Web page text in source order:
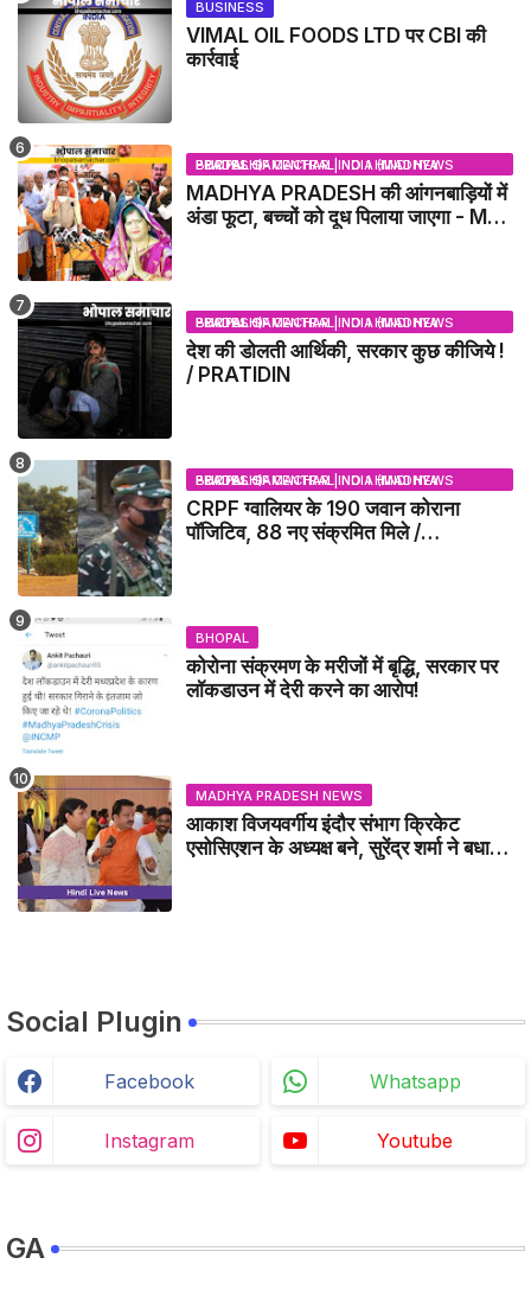
BUSINESS
VIMAL OIL FOODS LTD पर CBI की
कार्रवाई
BHOPAL SAMACHAR | NO 1 HINDI NEWS PORTAL OF CENTRAL INDIA (MADHYA PRADESH)
MADHYA PRADESH की आंगनबाड़ियों में
अंडा फूटा, बच्चों को दूध पिलाया जाएगा - MP
BHOPAL SAMACHAR | NO 1 HINDI NEWS PORTAL OF CENTRAL INDIA (MADHYA PRADESH)
देश की डोलती आर्थिकी, सरकार कुछ कीजिये !
/ PRATIDIN
BHOPAL SAMACHAR | NO 1 HINDI NEWS PORTAL OF CENTRAL INDIA (MADHYA PRADESH)
CRPF ग्वालियर के 190 जवान कोराना
पॉजिटिव, 88 नए संक्रमित मिले /
BHOPAL
कोरोना संक्रमण के मरीजों में बृद्धि, सरकार पर
लॉकडाउन में देरी करने का आरोप!
MADHYA PRADESH NEWS
आकाश विजयवर्गीय इंदौर संभाग क्रिकेट
एसोसिएशन के अध्यक्ष बने, सुरेंद्र शर्मा ने बधाई
Social Plugin
Facebook Whatsapp
Instagram Youtube
GA